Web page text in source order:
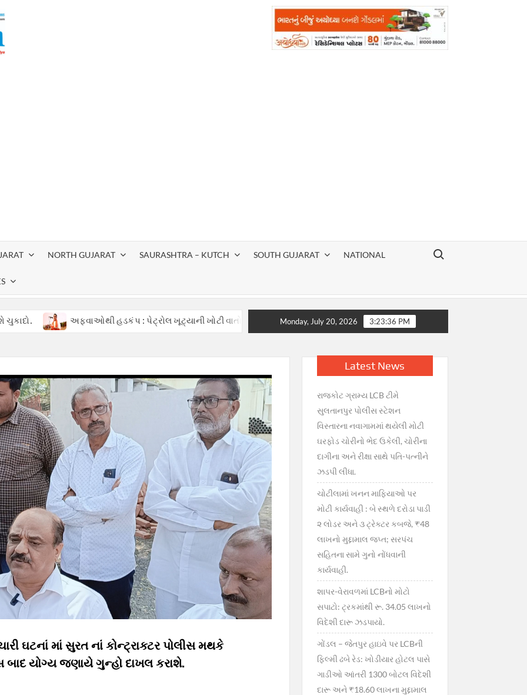
NORTH GUJARAT SAURASHTRA – KUTCH SOUTH GUJARAT NATIONAL
Search for:
અફવાઓથી હડકંપ : પેટ્રોલ ખૂટ્યાની ખોટી વાતોથી ગુજરાતમાં ગભરાટ, સરકારની તાત્કાલિક સ્પષ્ટતા : જથ્થો પૂરતો છે, અફવાઓથી દૂર રહો”
Monday, July 20, 2026 3:23:37 PM
ઘટનાં માં સુરત નાં કોન્ટ્રાક્ટર પોલીસ મથકે
બાદ યોગ્ય જણાયે ગુન્હો દાખલ કરાશે.
Latest News
રાજકોટ ગ્રામ્ય LCB ટીમે
સુલતાનપુર પોલીસ સ્ટેશન
વિસ્તારના નવાગામમાં થયેલી મોટી
ઘરફોડ ચોરીનો ભેદ ઉકેલી, ચોરીના
દાગીના અને રીક્ષા સાથે પતિ-પત્નીને
ઝડપી લીધા.
ચોટીલામાં ખનન માફિયાઓ પર
મોટી કાર્યવાહી : બે સ્થળે દરોડા પાડી
૨ લોડર અને ૩ ટ્રેક્ટર કબજે, ₹48
લાખનો મુદ્દામાલ જપ્ત; સરપંચ
સહિતના સામે ગુનો નોંધવાની
કાર્યવાહી.
શાપર-વેરાવળમાં LCBનો મોટો
સપાટો: ટ્રકમાંથી રૂ. 34.05 લાખનો
વિદેશી દારૂ ઝડપાયો.
ગોંડલ – જેતપુર હાઇવે પર LCBની
ફિલ્મી ઢબે રેડ: ખોડીયાર હોટલ પાસે
ગાડીઓ આંતરી 1300 બોટલ વિદેશી
દારૂ અને ₹18.60 લાખના મુદ્દામાલ